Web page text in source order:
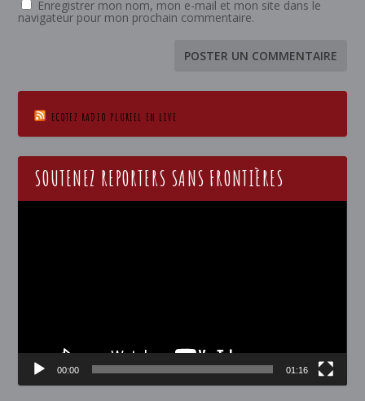
Enregistrer mon nom, mon e-mail et mon site dans le
navigateur pour mon prochain commentaire.
ECOTEZ RADIO PLURIEL EN LIVE
SOUTENEZ REPORTERS SANS FRONTIÈRES
00:00 01:16